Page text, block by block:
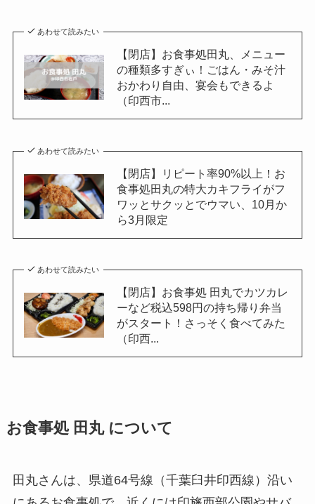
あわせて読みたい
【閉店】お食事処田丸、メニュー
の種類多すぎぃ！ごはん・みそ汁
おかわり自由、宴会もできるよ
（印西市...
あわせて読みたい
【閉店】リピート率90%以上！お
食事処田丸の特大カキフライがフ
ワッとサクッとでウマい、10月か
ら3月限定
あわせて読みたい
【閉店】お食事処 田丸でカツカレ
ーなど税込598円の持ち帰り弁当
がスタート！さっそく食べてみた
（印西...
お食事処 田丸 について
田丸さんは、県道64号線（千葉臼井印西線）沿い